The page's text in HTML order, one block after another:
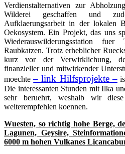
Verdienstalternativen zur
Wilderei geschaffen und
Aufklaerungsarbeit in der lokalen
Oekosystem. Ein Projekt, das uns
Wiederauswilderungsstation
Raubkatzen. Trotz erheblicher
kurz vor der Verwirklichung,
finanzieller und mitwirkender
moechte– link Hilfsprojekte –
Die interessanten Stunden mit Ilka
sehr beruehrt, weshalb wir
weiterempfehlen koennen.
Wuesten, so richtig hohe Berge,
Lagunen, Geysire,
6000 m hohen Vulkanes